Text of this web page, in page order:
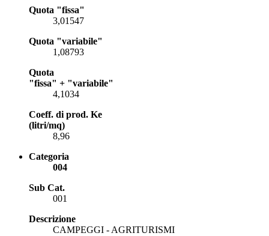
Quota "fissa"
3,01547
Quota "variabile"
1,08793
Quota
"fissa" + "variabile"
4,1034
Coeff. di prod. Ke
(litri/mq)
8,96
Categoria
004
Sub Cat.
001
Descrizione
CAMPEGGI - AGRITURISMI